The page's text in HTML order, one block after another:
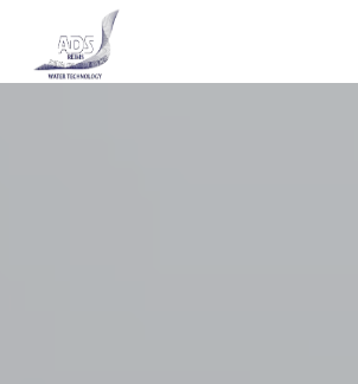
Panneau de gestion des cookies